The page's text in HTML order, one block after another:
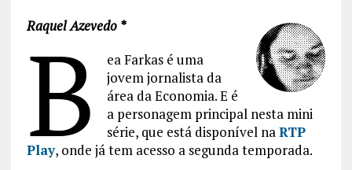
Raquel Azevedo *
B
ea Farkas é uma
jovem jornalista da
área da Economia. E é
a personagem principal nesta mini
série, que está disponível naRTP
Play, onde já tem acesso a segunda temporada.